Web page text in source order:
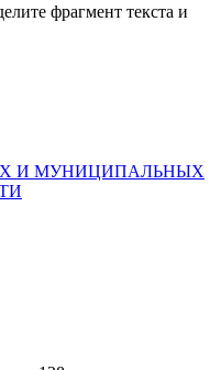
фрагмент текста и